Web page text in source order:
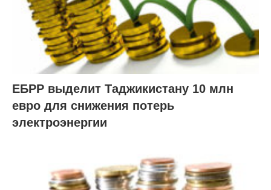
ЕБРР выделит Таджикистану 10 млн
евро для снижения потерь
электроэнергии